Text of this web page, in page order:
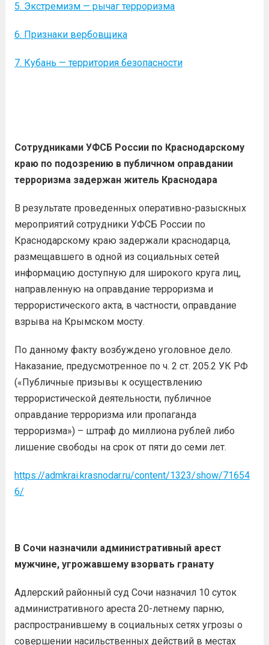
5. Экстремизм — рычаг терроризма
6. Признаки вербовщика
7. Кубань — территория безопасности
Сотрудниками УФСБ России по Краснодарскому
краю по подозрению в публичном оправдании
терроризма задержан житель Краснодара
В результате проведенных оперативно-разыскных
мероприятий сотрудники УФСБ России по
Краснодарскому краю задержали краснодарца,
размещавшего в одной из социальных сетей
информацию доступную для широкого круга лиц,
направленную на оправдание терроризма и
террористического акта, в частности, оправдание
взрыва на Крымском мосту.
По данному факту возбуждено уголовное дело.
Наказание, предусмотренное по ч. 2 ст. 205.2 УК РФ
(«Публичные призывы к осуществлению
террористической деятельности, публичное
оправдание терроризма или пропаганда
терроризма») – штраф до миллиона рублей либо
лишение свободы на срок от пяти до семи лет.
https://admkrai.krasnodar.ru/content/1323/show/71654
6/
В Сочи назначили административный арест
мужчине, угрожавшему взорвать гранату
Адлерский районный суд Сочи назначил 10 суток
административного ареста 20-летнему парню,
распространившему в социальных сетях угрозы о
совершении насильственных действий в местах